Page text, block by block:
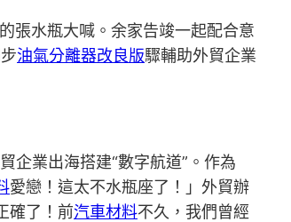
張水瓶大喊。余家告竣一起配合意
油氣分離器改良版驟輔助外貿企業
企業出海搭建“數字航道”。作為
愛戀！這太不水瓶座了！」外貿辦
確了！前汽車材料不久，我們曾經